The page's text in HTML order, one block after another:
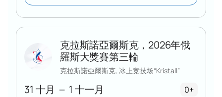
31 十月 — 1 十一月
克拉斯諾亞爾斯克，2026年俄
羅斯大獎賽第三輪
克拉斯諾亞爾斯克, 冰上竞技场“Kristall”
0+